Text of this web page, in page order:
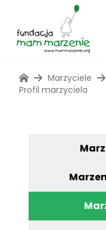
Marzyciele
Profil marzyciela